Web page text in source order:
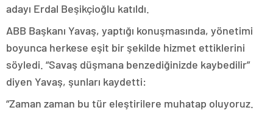
adayı Erdal Beşikçioğlu katıldı.
ABB Başkanı Yavaş, yaptığı konuşmasında, yönetimi
boyunca herkese eşit bir şekilde hizmet ettiklerini
söyledi. “Savaş düşmana benzediğinizde kaybedilir”
diyen Yavaş, şunları kaydetti:
“Zaman zaman bu tür eleştirilere muhatap oluyoruz.